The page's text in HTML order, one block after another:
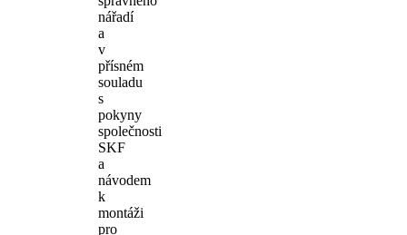
nářadí
a
v
přísném
souladu
s
pokyny
společnosti
SKF
a
návodem
k
montáži
pro